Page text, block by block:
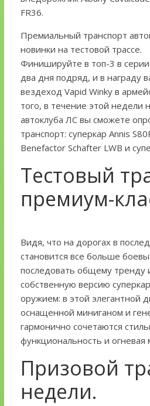
FR36.
Премиальный транспорт
новинки на тестовой трассе.
Финишируйте в топ-3 в серии
два дня подряд, и в награду
вездеход Vapid Winky в
того, в течение этой недели
автоклуба ЛС вы сможете
транспорт: суперкар Annis
Benefactor Schafter LWB и
Тестовый
премиум-
Видя, что на дорогах в
становится все больше
последовать общему тренду
собственную версию
оружием: в этой элегантной
оснащенной миниганом и
гармонично сочетаются
функциональность и
Призовой
недели.